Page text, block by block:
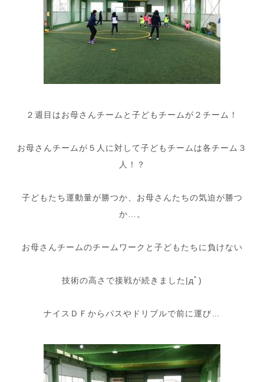
２週目はお母さんチームと子どもチームが２チーム！
お母さんチームが５人に対して子どもチームは各チーム３
人！？
子どもたち運動量が勝つか、お母さんたちの気迫が勝つ
か…。
お母さんチームのチームワークと子どもたちに負けない
技術の高さで接戦が続きました|дﾟ)
ナイスＤＦからパスやドリブルで前に運び…